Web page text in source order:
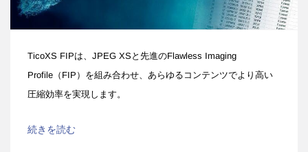
TicoXS FIPは、JPEG XSと先進のFlawless Imaging
Profile（FIP）を組み合わせ、あらゆるコンテンツでより高い
圧縮効率を実現します。
続きを読む